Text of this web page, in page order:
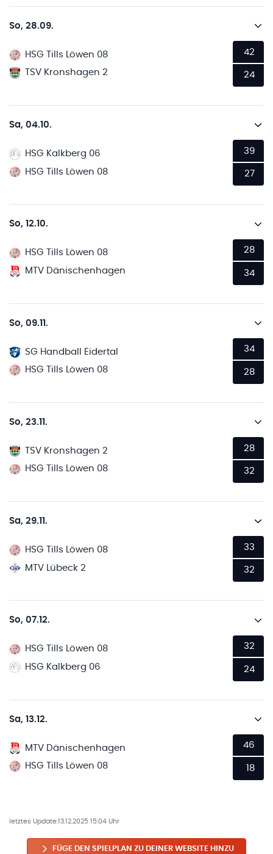
So, 28.09.
HSG Tills Löwen 08
TSV Kronshagen 2
42
24
Sa, 04.10.
HSG Kalkberg 06
HSG Tills Löwen 08
39
27
So, 12.10.
HSG Tills Löwen 08
MTV Dänischenhagen
28
34
So, 09.11.
SG Handball Eidertal
HSG Tills Löwen 08
34
28
So, 23.11.
TSV Kronshagen 2
HSG Tills Löwen 08
28
32
Sa, 29.11.
HSG Tills Löwen 08
MTV Lübeck 2
33
32
So, 07.12.
HSG Tills Löwen 08
HSG Kalkberg 06
32
24
Sa, 13.12.
MTV Dänischenhagen
HSG Tills Löwen 08
46
18
letztes Update:13.12.2025 15:04 Uhr
FÜGE DEN SPIELPLAN ZU DEINER WEBSITE HINZU